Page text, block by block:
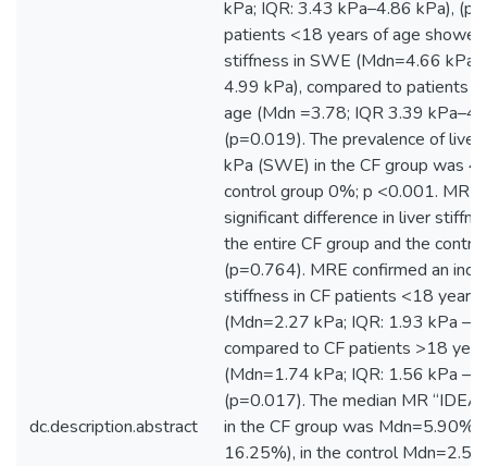
dc.description.abstract
kPa; IQR: 3.43 kPa–4.86 kPa),
patients <18 years of age
stiffness in SWE (Mdn=4.66 kPa;
4.99 kPa), compared to patients
age (Mdn =3.78; IQR 3.39
(p=0.019). The prevalence of
kPa (SWE) in the CF group was
control group 0%; p <0.001. MRE
significant difference in liver
the entire CF group and the
(p=0.764). MRE confirmed an
stiffness in CF patients <18 years
(Mdn=2.27 kPa; IQR: 1.93 kPa –
compared to CF patients >18
(Mdn=1.74 kPa; IQR: 1.56 kPa –
(p=0.017). The median MR
in the CF group was Mdn=5.90%
16.25%), in the control